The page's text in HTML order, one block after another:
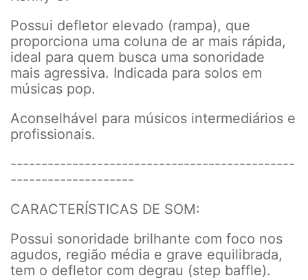
Possui defletor elevado (rampa), que
proporciona uma coluna de ar mais rápida,
ideal para quem busca uma sonoridade
mais agressiva. Indicada para solos em
músicas pop.
Aconselhável para músicos intermediários e
profissionais.
----------------------------------------------
--------------------
CARACTERÍSTICAS DE SOM:
Possui sonoridade brilhante com foco nos
agudos, região média e grave equilibrada,
tem o defletor com degrau (step baffle).